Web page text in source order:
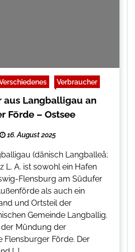
Verbraucher
Langballigau an
Förde – Ostsee
16. August 2025
(dänisch Langballeå;
L. A. ist sowohl ein Hafen
Flensburg am Südufer
als auch ein
und Ortsteil der
Gemeinde Langballig.
der Mündung der
Flensburger Förde. Der